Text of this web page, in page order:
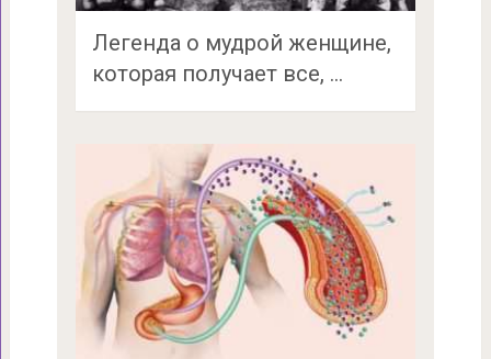
Легенда о мудрой женщине,
которая получает все, …